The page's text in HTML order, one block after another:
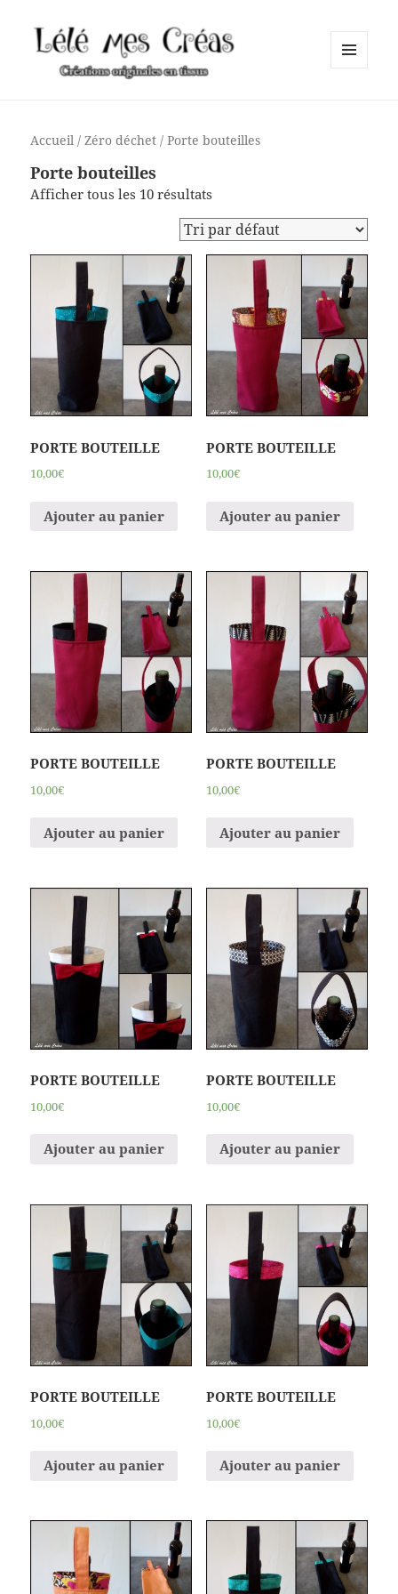
Accueil /Zéro déchet / Porte bouteilles
Porte bouteilles
Afficher tous les 10 résultats
PORTE BOUTEILLE
10,00€
Ajouter au panier
PORTE BOUTEILLE
10,00€
Ajouter au panier
PORTE BOUTEILLE
10,00€
Ajouter au panier
PORTE BOUTEILLE
10,00€
Ajouter au panier
PORTE BOUTEILLE
10,00€
Ajouter au panier
PORTE BOUTEILLE
10,00€
Ajouter au panier
PORTE BOUTEILLE
10,00€
Ajouter au panier
PORTE BOUTEILLE
10,00€
Ajouter au panier